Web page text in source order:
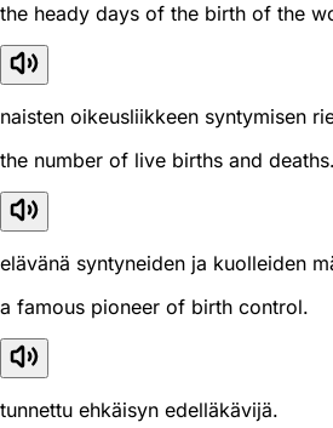
the heady days of the birth of the
naisten oikeusliikkeen syntymisen
the number of live births and deaths.
elävänä syntyneiden ja kuolleiden
a famous pioneer of birth control.
tunnettu ehkäisyn edelläkävijä.